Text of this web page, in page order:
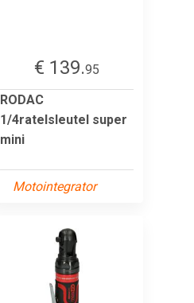
€ 139.95
RODAC
1/4ratelsleutel super
mini
Motointegrator